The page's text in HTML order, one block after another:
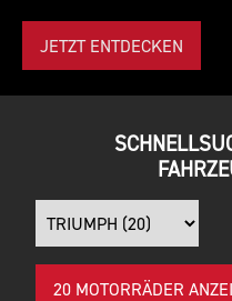
ENTDECKEN
JETZT ENTDECKEN
20 MOTORRÄDER